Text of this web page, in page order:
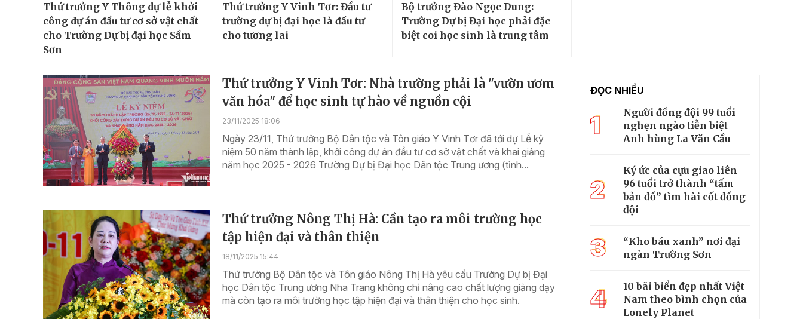
Thứ trưởng Y Thông dự lễ khởi
công dự án đầu tư cơ sở vật chất
cho Trường Dự bị đại học Sầm
Sơn
Thứ trưởng Y Vinh Tơr: Đầu tư
trường dự bị đại học là đầu tư
cho tương lai
Bộ trưởng Đào Ngọc Dung:
Trường Dự bị Đại học phải đặc
biệt coi học sinh là trung tâm
Thứ trưởng Y Vinh Tơr: Nhà trường phải là "vườn ươm
văn hóa" để học sinh tự hào về nguồn cội
23/11/2025 18:06
Ngày 23/11, Thứ trưởng Bộ Dân tộc và Tôn giáo Y Vinh Tơr đã tới dự Lễ kỷ
niệm 50 năm thành lập, khởi công dự án đầu tư cơ sở vật chất và khai giảng
năm học 2025 - 2026 Trường Dự bị Đại học Dân tộc Trung ương (tỉnh...
Thứ trưởng Nông Thị Hà: Cần tạo ra môi trường học
tập hiện đại và thân thiện
18/11/2025 15:44
Thứ trưởng Bộ Dân tộc và Tôn giáo Nông Thị Hà yêu cầu Trường Dự bị Đại
học Dân tộc Trung ương Nha Trang không chỉ nâng cao chất lượng giảng dạy
mà còn tạo ra môi trường học tập hiện đại và thân thiện cho học sinh.
ĐỌC NHIỀU
1
Người đồng đội 99 tuổi
nghẹn ngào tiễn biệt
Anh hùng La Văn Cầu
2
Ký ức của cựu giao liên
96 tuổi trở thành “tấm
bản đồ” tìm hài cốt đồng
đội
3
“Kho báu xanh” nơi đại
ngàn Trường Sơn
4
10 bãi biển đẹp nhất Việt
Nam theo bình chọn của
Lonely Planet